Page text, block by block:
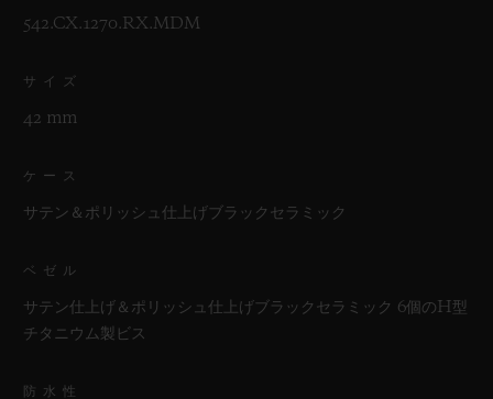
542.CX.1270.RX.MDM
サイズ
42 mm
ケース
サテン＆ポリッシュ仕上げブラックセラミック
ベゼル
サテン仕上げ＆ポリッシュ仕上げブラックセラミック 6個のH型
チタニウム製ビス
防水性